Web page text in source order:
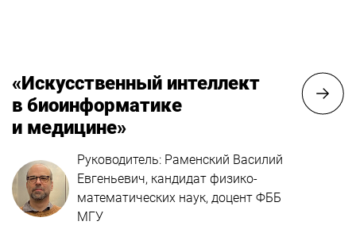
«Искусственный интеллект
в биоинформатике
и медицине»
Руководитель: Раменский Василий
Евгеньевич, кандидат физико-
математических наук, доцент ФББ
МГУ